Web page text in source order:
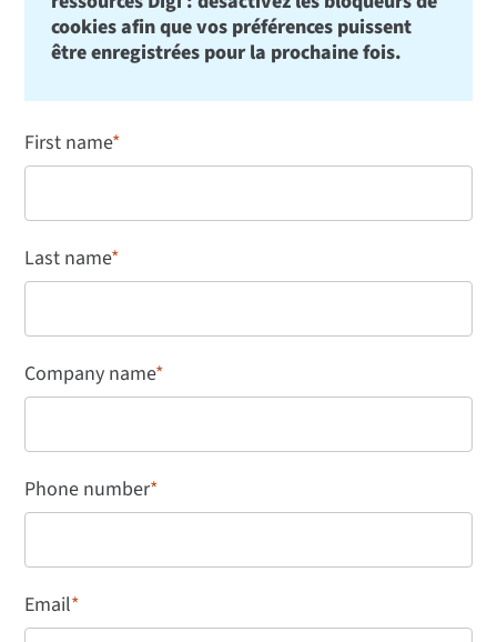
cookies afin que vos préférences puissent
être enregistrées pour la prochaine fois.
First name*
Last name*
Company name*
Phone number*
Email*